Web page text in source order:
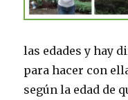
las edades y hay
para hacer con
según la edad de